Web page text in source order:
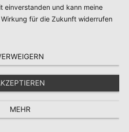
einverstanden und kann meine
für die Zukunft widerrufen
MEHR